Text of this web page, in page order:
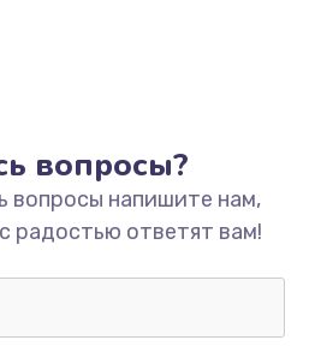
вопросы?
вопросы напишите нам,
радостью ответят вам!